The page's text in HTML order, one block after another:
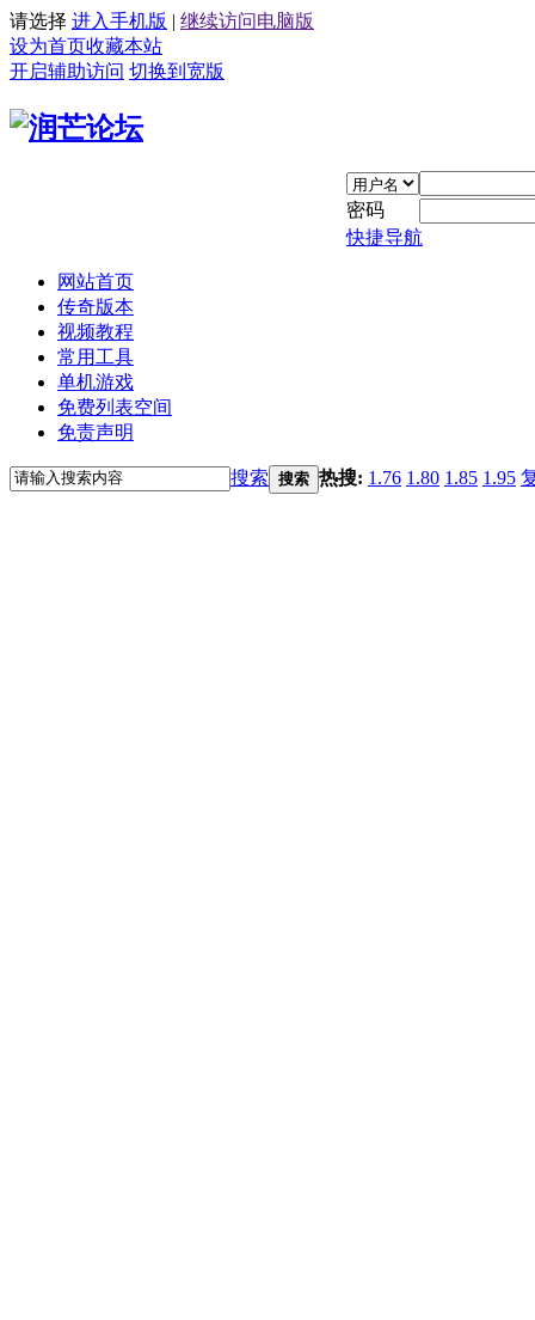
请选择 进入手机版 | 继续访问电脑版
设为首页收藏本站
开启辅助访问 切换到宽版
密码
快捷导航
网站首页
传奇版本
视频教程
常用工具
单机游戏
免费列表空间
免责声明
搜索 搜索 热搜: 1.76 1.80 1.85 1.95